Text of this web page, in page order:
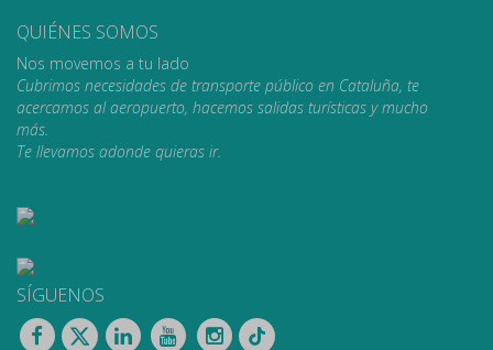
QUIÉNES SOMOS
Nos movemos a tu lado
Cubrimos necesidades de transporte público en Cataluña, te
acercamos al aeropuerto, hacemos salidas turísticas y mucho
más.
Te llevamos adonde quieras ir.
SÍGUENOS